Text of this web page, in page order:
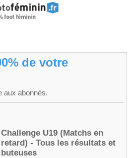
de votre
aux abonnés.
Challenge U19 (Matchs en
retard) - Tous les résultats et
buteuses